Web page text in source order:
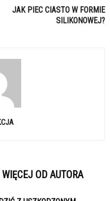
JAK PIEC CIASTO W FORMIE
SILIKONOWEJ?
WIĘCEJ OD AUTORA